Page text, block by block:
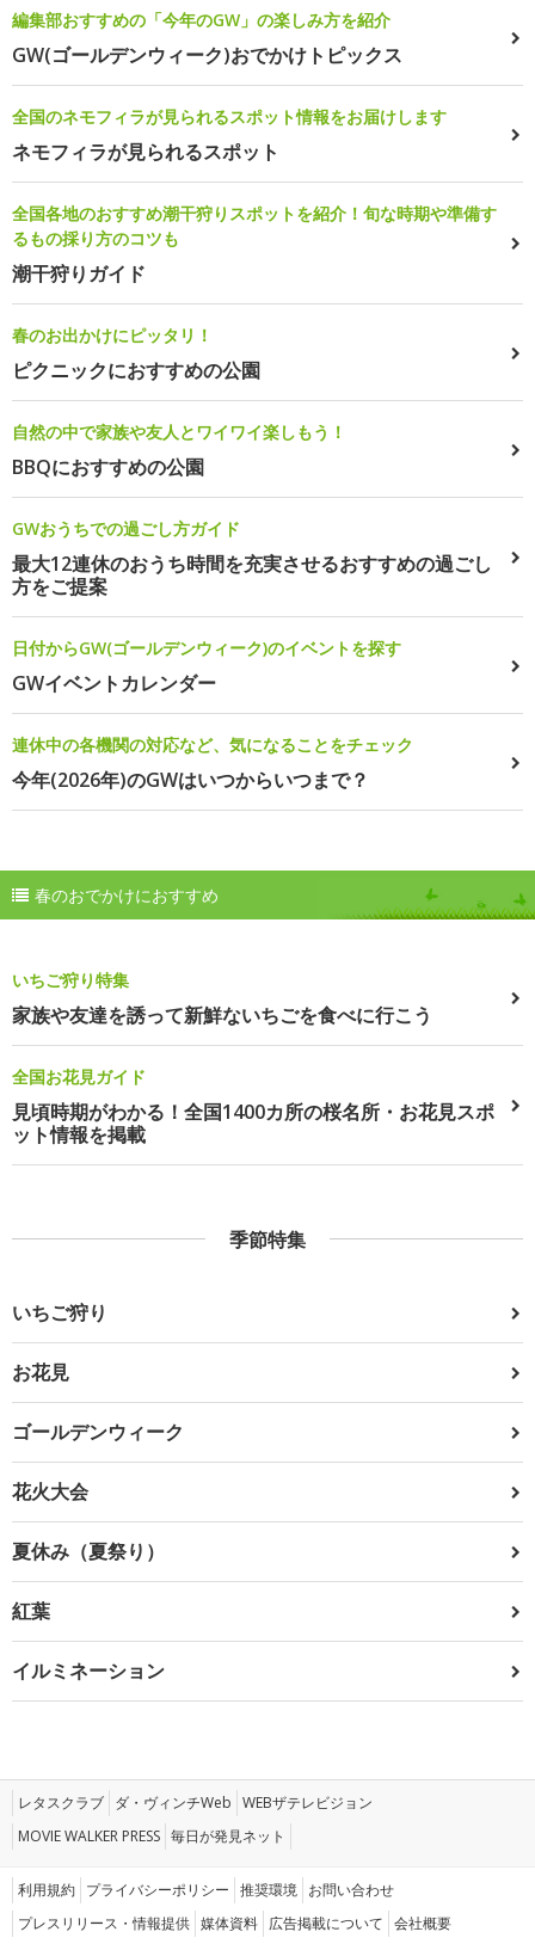
編集部おすすめの「今年のGW」の楽しみ方を紹介
GW(ゴールデンウィーク)おでかけトピックス
全国のネモフィラが見られるスポット情報をお届けします
ネモフィラが見られるスポット
全国各地のおすすめ潮干狩りスポットを紹介！旬な時期や準備す
るもの採り方のコツも
潮干狩りガイド
春のお出かけにピッタリ！
ピクニックにおすすめの公園
自然の中で家族や友人とワイワイ楽しもう！
BBQにおすすめの公園
GWおうちでの過ごし方ガイド
最大12連休のおうち時間を充実させるおすすめの過ごし
方をご提案
日付からGW(ゴールデンウィーク)のイベントを探す
GWイベントカレンダー
連休中の各機関の対応など、気になることをチェック
今年(2026年)のGWはいつからいつまで？
春のおでかけにおすすめ
いちご狩り特集
家族や友達を誘って新鮮ないちごを食べに行こう
全国お花見ガイド
見頃時期がわかる！全国1400カ所の桜名所・お花見スポ
ット情報を掲載
季節特集
いちご狩り
お花見
ゴールデンウィーク
花火大会
夏休み（夏祭り）
紅葉
イルミネーション
レタスクラブ ダ・ヴィンチWeb WEBザテレビジョン
MOVIE WALKER PRESS 毎日が発見ネット
利用規約 プライバシーポリシー 推奨環境 お問い合わせ
プレスリリース・情報提供 媒体資料 広告掲載について 会社概要